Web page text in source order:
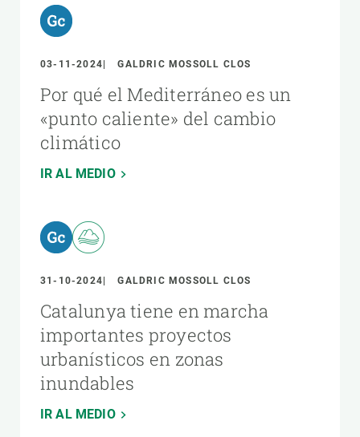
03-11-2024 GALDRIC MOSSOLL CLOS
Por qué el Mediterráneo es un
«punto caliente» del cambio
climático
IR AL MEDIO
31-10-2024 GALDRIC MOSSOLL CLOS
Catalunya tiene en marcha
importantes proyectos
urbanísticos en zonas
inundables
IR AL MEDIO